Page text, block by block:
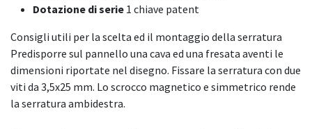
Dotazione di serie 1 chiave patent
Consigli utili per la scelta ed il montaggio della serratura
Predisporre sul pannello una cava ed una fresata aventi le
dimensioni riportate nel disegno. Fissare la serratura con due
viti da 3,5x25 mm. Lo scrocco magnetico e simmetrico rende
la serratura ambidestra.